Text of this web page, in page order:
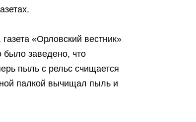
«Орловский вестник»
было заведено, что
пыль с рельс счищается
палкой вычищал пыль и